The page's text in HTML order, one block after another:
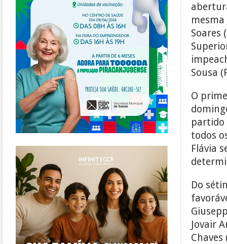
mesma
Soares
Sousa
O
partido
todos
Flávia
Do
Jovair
https://www.infinitygo.com.br/